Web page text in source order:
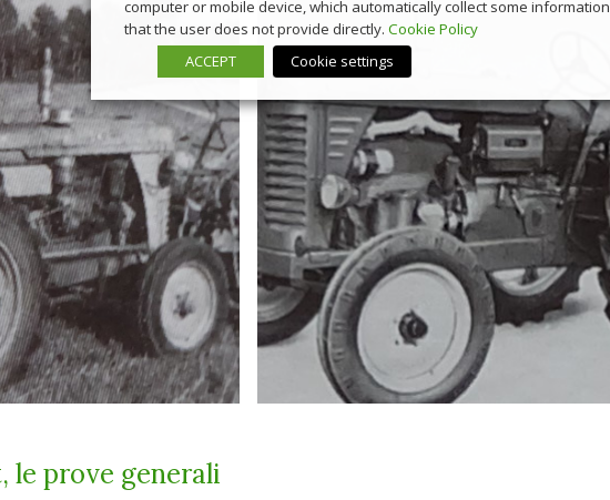
le prove generali
computer or mobile device, which automatically collect some information
that the user does not provide directly. Cookie Policy
ACCEPT
Cookie settings